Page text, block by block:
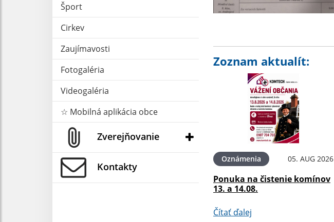
Šport
Cirkev
Zaujímavosti
Fotogaléria
Videogaléria
☆ Mobilná aplikácia obce
Zverejňovanie
Kontakty
Zoznam aktualít:
Oznámenia 05. AUG 2026
Ponuka na čistenie komínov
13. a 14.08.
Čítať ďalej